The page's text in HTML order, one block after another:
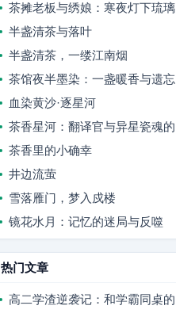
茶摊老板与绣娘：寒夜灯下琉璃
半盏清茶与落叶
半盏清茶，一缕江南烟
茶馆夜半墨染：一盏暖香与遗忘
血染黄沙·逐星河
茶香星河：翻译官与异星瓷魂的
茶香里的小确幸
井边流萤
雪落雁门，梦入戍楼
镜花水月：记忆的迷局与反噬
热门文章
高二学渣逆袭记：和学霸同桌的